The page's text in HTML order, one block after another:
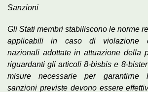
Sanzioni
Gli Stati membri stabiliscono le norme
applicabili in caso di violazione
nazionali adottate in attuazione della
riguardanti gli articoli 8-bisbis e 8-
misure necessarie per garantirne
sanzioni previste devono essere